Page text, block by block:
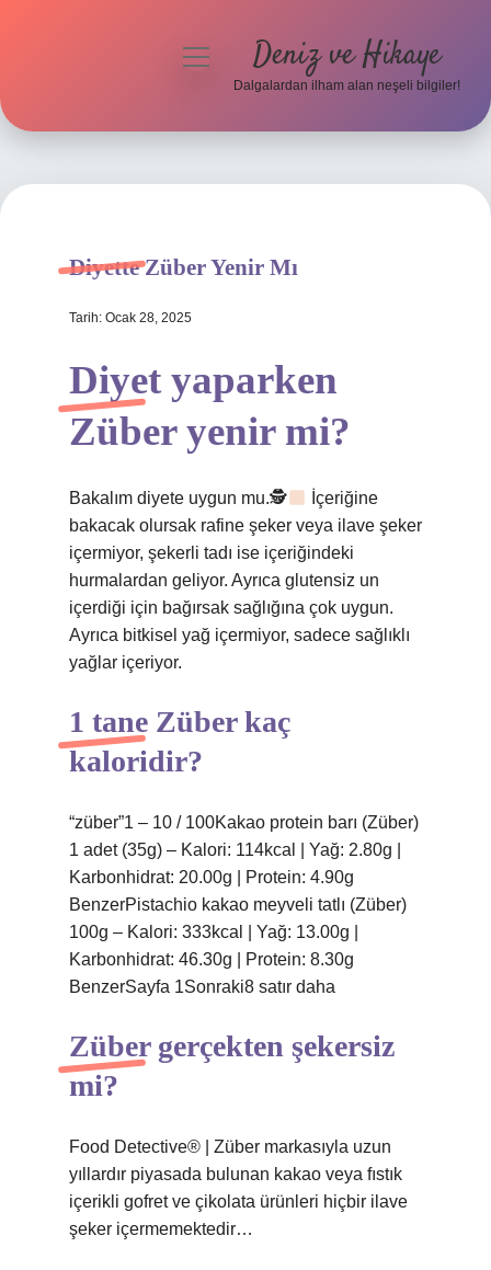
Hakkımızda
menüyü
Deniz ve Hikaye
Dalgalardan ilham alan neşeli bilgiler!
Diyette Züber Yenir Mı
Tarih: Ocak 28, 2025
Diyet yaparken
Züber yenir mi?
Bakalım diyete uygun mu.🕵
İçeriğine
bakacak olursak rafine şeker veya ilave şeker
içermiyor, şekerli tadı ise içeriğindeki
hurmalardan geliyor. Ayrıca glutensiz un
içerdiği için bağırsak sağlığına çok uygun.
Ayrıca bitkisel yağ içermiyor, sadece sağlıklı
yağlar içeriyor.
1 tane Züber kaç
kaloridir?
“züber”1 – 10 / 100Kakao protein barı (Züber)
1 adet (35g) – Kalori: 114kcal | Yağ: 2.80g |
Karbonhidrat: 20.00g | Protein: 4.90g
BenzerPistachio kakao meyveli tatlı (Züber)
100g – Kalori: 333kcal | Yağ: 13.00g |
Karbonhidrat: 46.30g | Protein: 8.30g
BenzerSayfa 1Sonraki8 satır daha
Züber gerçekten şekersiz
mi?
Food Detective® | Züber markasıyla uzun
yıllardır piyasada bulunan kakao veya fıstık
içerikli gofret ve çikolata ürünleri hiçbir ilave
şeker içermemektedir…